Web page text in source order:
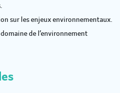
sur les enjeux environnementaux.
de l’environnement